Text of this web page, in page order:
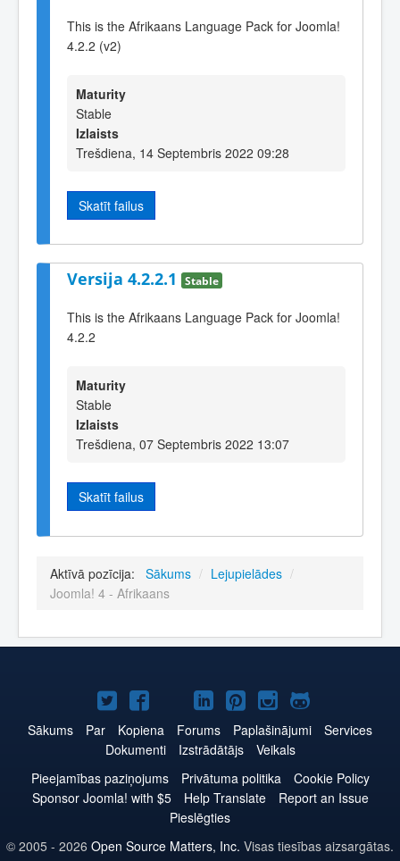
This is the Afrikaans Language Pack for Joomla!
4.2.2 (v2)
Maturity
Stable
Izlaists
Trešdiena, 14 Septembris 2022 09:28
Skatīt failus
Versija 4.2.2.1 Stable
This is the Afrikaans Language Pack for Joomla!
4.2.2
Maturity
Stable
Izlaists
Trešdiena, 07 Septembris 2022 13:07
Skatīt failus
Aktīvā pozīcija: Sākums / Lejupielādes /
Joomla! 4 - Afrikaans
Joomla!
Twitter
Joomla!
Facebook
Joomla!
YouTube
Joomla!
LinkedIn
Joomla!
Pinterest
Joomla!
Instagram
Joomla!
GitHub
Sākums Par Kopiena Forums Paplašinājumi
Services
Dokumenti
Izstrādātājs
Veikals
Pieejamības paziņojums
Privātuma politika
Cookie Policy
Sponsor Joomla! with $5
Help Translate
Report an Issue
Pieslēgties
© 2005 - 2026 Open Source Matters, Inc. Visas tiesības aizsargātas.